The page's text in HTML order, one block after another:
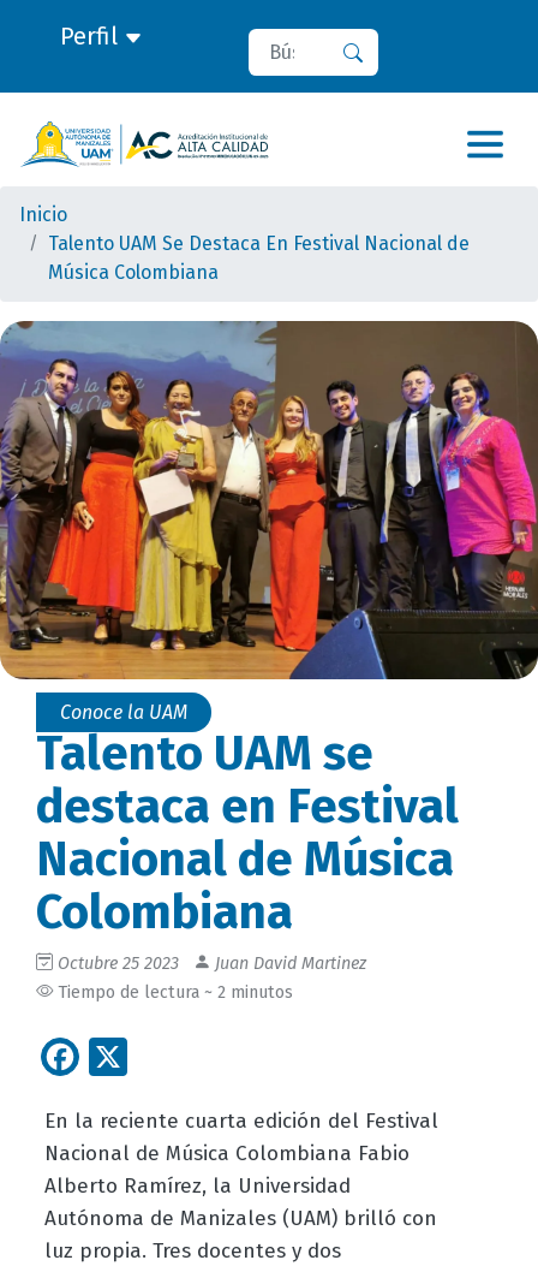
Perfil Buscar
Inicio
Talento UAM Se Destaca En Festival Nacional de
Música Colombiana
Conoce la UAM
Talento UAM se
destaca en Festival
Nacional de Música
Colombiana
Octubre 25 2023
Juan David Martinez
Tiempo de lectura ~ 2 minutos
Facebook
En la reciente cuarta edición del Festival
Nacional de Música Colombiana Fabio
Alberto Ramírez, la Universidad
Autónoma de Manizales (UAM) brilló con
luz propia. Tres docentes y dos